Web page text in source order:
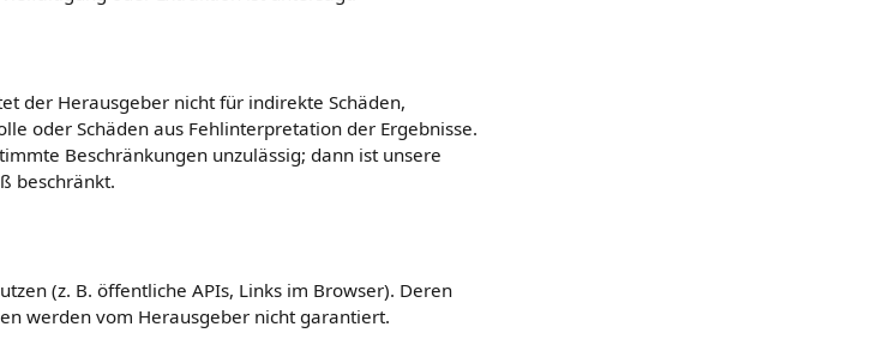
der Herausgeber nicht für indirekte Schäden,
oder Schäden aus Fehlinterpretation der Ergebnisse.
Beschränkungen unzulässig; dann ist unsere
beschränkt.
(z. B. öffentliche APIs, Links im Browser). Deren
werden vom Herausgeber nicht garantiert.